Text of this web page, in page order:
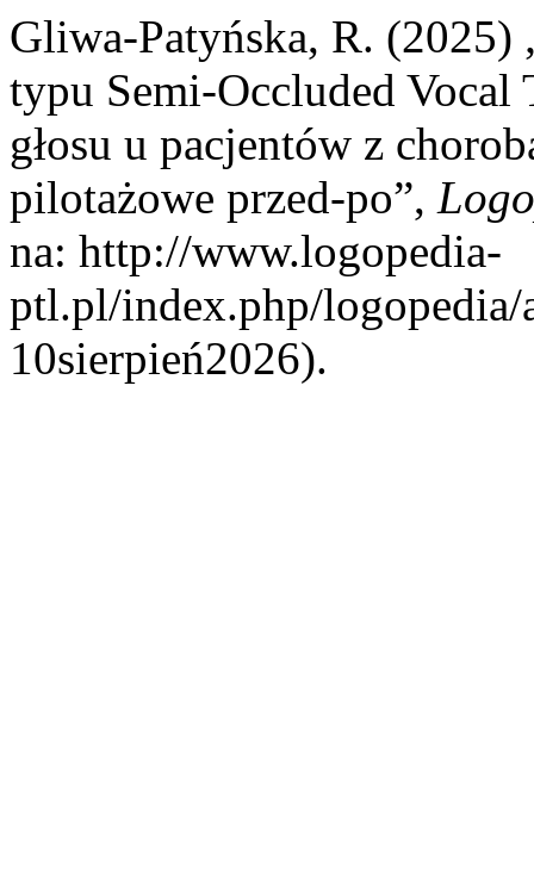
Gliwa-Patyńska, R. (2025)
typu Semi-Occluded
głosu u pacjentów z
pilotażowe przed-po”,
na: http://www.logopedia-
ptl.pl/index.php/
10sierpień2026).